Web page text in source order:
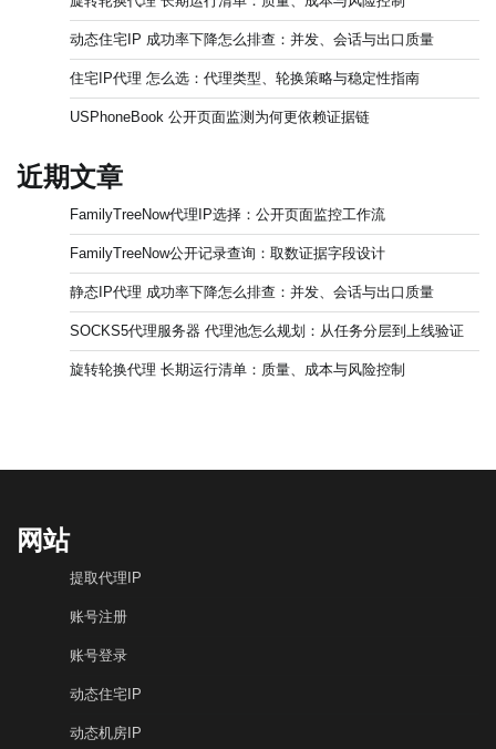
动态住宅IP 成功率下降怎么排查：并发、会话与出口质量
住宅IP代理 怎么选：代理类型、轮换策略与稳定性指南
USPhoneBook 公开页面监测为何更依赖证据链
近期文章
FamilyTreeNow代理IP选择：公开页面监控工作流
FamilyTreeNow公开记录查询：取数证据字段设计
静态IP代理 成功率下降怎么排查：并发、会话与出口质量
SOCKS5代理服务器 代理池怎么规划：从任务分层到上线验证
旋转轮换代理 长期运行清单：质量、成本与风险控制
网站
提取代理IP
账号注册
账号登录
动态住宅IP
动态机房IP